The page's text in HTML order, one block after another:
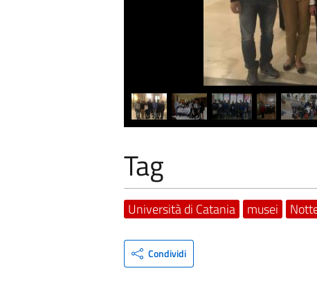
Tag
Università di Catania musei
Condividi